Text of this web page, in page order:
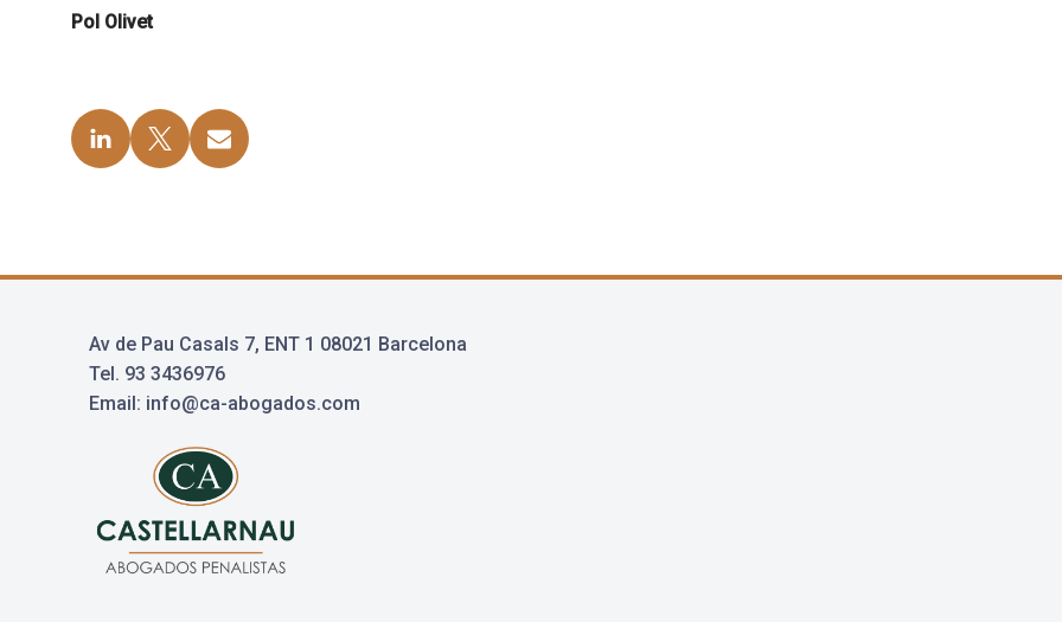
Pol Olivet
Av de Pau Casals 7, ENT 1 08021 Barcelona
Tel. 93 3436976
Email: info@ca-abogados.com